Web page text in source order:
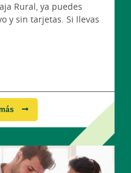
Rural, ya puedes
y sin tarjetas. Si llevas